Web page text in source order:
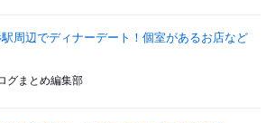
周辺でディナーデート！個室があるお店など
グまとめ編集部